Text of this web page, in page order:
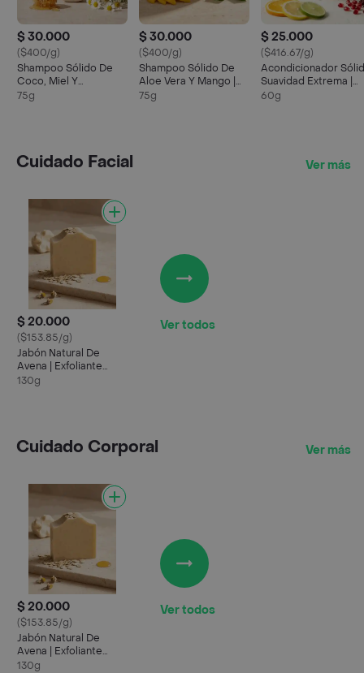
$ 30.000
($400/g)
Shampoo Sólido De
Coco, Miel Y
Manzanilla | Nutrición Y
75g
$ 30.000
($400/g)
Shampoo Sólido De
Aloe Vera Y Mango |
Hidratación Y
75g
$ 25.000
($416.67/g)
Acondicionador
Suavidad Extrema |
Control Frizz Y Brillo
60g
Cuidado Facial Ver más
$ 20.000
($153.85/g)
Jabón Natural De
Avena | Exfoliante
Suave Y Nutritivo Para
130g
Ver todos
Cuidado Corporal Ver más
$ 20.000
($153.85/g)
Jabón Natural De
Avena | Exfoliante
Suave Y Nutritivo Para
130g
Ver todos